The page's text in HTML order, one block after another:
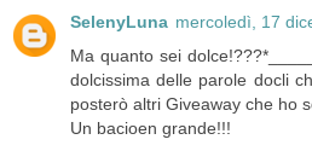
SelenyLuna mercoledì, 17
Ma quanto sei
dolcissima delle parole docli
posterò altri Giveaway che ho
Un bacioen grande!!!